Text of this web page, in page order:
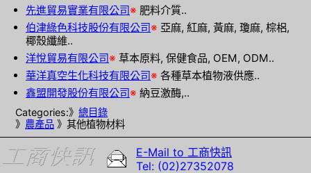
先進貿易實業有限公司※ 肥料介質..
伯津綠色科技股份有限公司※ 亞麻, 紅麻, 黃麻, 瓊麻, 棕梠,
椰殼纖維..
洋悅貿易有限公司※ 草本原料, 保健食品, OEM, ODM..
華洋真空生化科技有限公司※ 各種草本植物液供應..
鑫盟開發股份有限公司※ 納豆激酶,..
Categories:》 總目錄
》 農產品 》其他植物材料
E-Mail to 工商快訊
Tel: (02)27352078